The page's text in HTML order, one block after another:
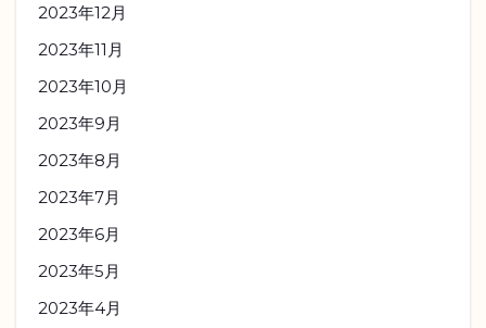
2023年12月
2023年11月
2023年10月
2023年9月
2023年8月
2023年7月
2023年6月
2023年5月
2023年4月